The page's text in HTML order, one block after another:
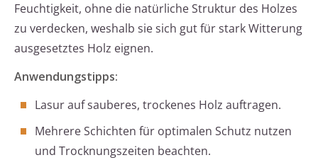
Feuchtigkeit, ohne die natürliche Struktur des Holzes
zu verdecken, weshalb sie sich gut für stark Witterung
ausgesetztes Holz eignen.
Anwendungstipps:
Lasur auf sauberes, trockenes Holz auftragen.
Mehrere Schichten für optimalen Schutz nutzen
und Trocknungszeiten beachten.